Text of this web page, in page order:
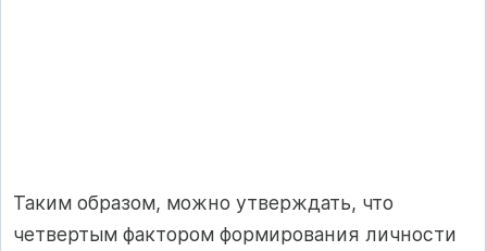
Таким образом, можно утверждать, что
четвертым фактором формирования личности